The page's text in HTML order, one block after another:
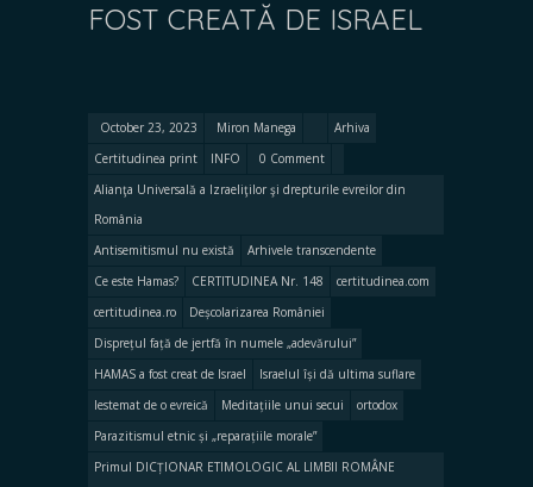
FOST CREATĂ DE ISRAEL
October 23, 2023 Miron Manega
Arhiva
Certitudinea print
INFO
0 Comment
Alianţa Universală a Izraeliţilor şi drepturile evreilor din
România
Antisemitismul nu există
Arhivele transcendente
Ce este Hamas?
CERTITUDINEA Nr. 148
certitudinea.com
certitudinea.ro
Deșcolarizarea României
Disprețul față de jertfă în numele „adevărului”
HAMAS a fost creat de Israel
Israelul își dă ultima suflare
lestemat de o evreică
Meditațiile unui secui
ortodox
Parazitismul etnic și „reparațiile morale”
Primul DICȚIONAR ETIMOLOGIC AL LIMBII ROMÂNE